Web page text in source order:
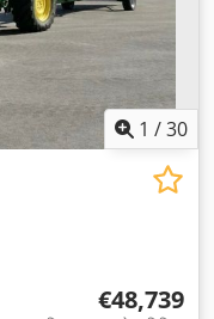
1 /30
€48,739